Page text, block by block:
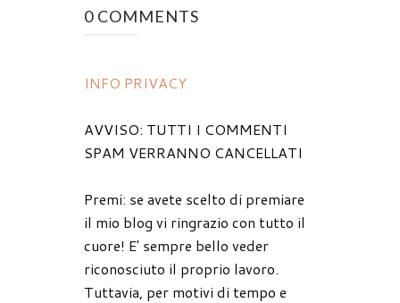
0 COMMENTS
INFO PRIVACY
AVVISO: TUTTI I COMMENTI
SPAM VERRANNO CANCELLATI
Premi: se avete scelto di premiare
il mio blog vi ringrazio con tutto il
cuore! E' sempre bello veder
riconosciuto il proprio lavoro.
Tuttavia, per motivi di tempo e